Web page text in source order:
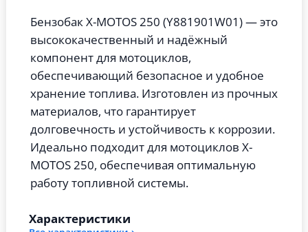
Бензобак X-MOTOS 250 (Y881901W01) — это
высококачественный и надёжный
компонент для мотоциклов,
обеспечивающий безопасное и удобное
хранение топлива. Изготовлен из прочных
материалов, что гарантирует
долговечность и устойчивость к коррозии.
Идеально подходит для мотоциклов X-
MOTOS 250, обеспечивая оптимальную
работу топливной системы.
Характеристики